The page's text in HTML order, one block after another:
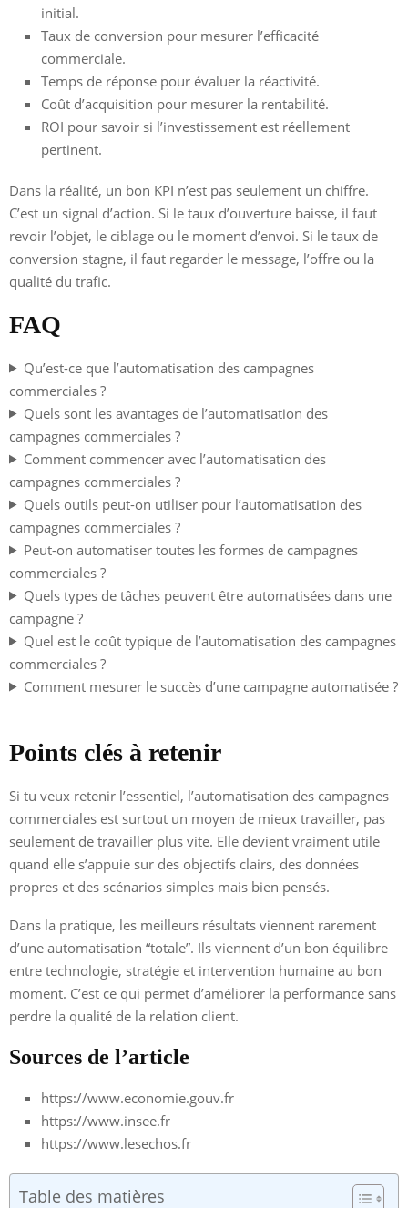
initial.
Taux de conversion pour mesurer l’efficacité
commerciale.
Temps de réponse pour évaluer la réactivité.
Coût d’acquisition pour mesurer la rentabilité.
ROI pour savoir si l’investissement est réellement
pertinent.
Dans la réalité, un bon KPI n’est pas seulement un chiffre.
C’est un signal d’action. Si le taux d’ouverture baisse, il faut
revoir l’objet, le ciblage ou le moment d’envoi. Si le taux de
conversion stagne, il faut regarder le message, l’offre ou la
qualité du trafic.
FAQ
Qu’est-ce que l’automatisation des campagnes
commerciales ?
Quels sont les avantages de l’automatisation des
campagnes commerciales ?
Comment commencer avec l’automatisation des
campagnes commerciales ?
Quels outils peut-on utiliser pour l’automatisation des
campagnes commerciales ?
Peut-on automatiser toutes les formes de campagnes
commerciales ?
Quels types de tâches peuvent être automatisées dans une
campagne ?
Quel est le coût typique de l’automatisation des campagnes
commerciales ?
Comment mesurer le succès d’une campagne automatisée ?
Points clés à retenir
Si tu veux retenir l’essentiel, l’automatisation des campagnes
commerciales est surtout un moyen de mieux travailler, pas
seulement de travailler plus vite. Elle devient vraiment utile
quand elle s’appuie sur des objectifs clairs, des données
propres et des scénarios simples mais bien pensés.
Dans la pratique, les meilleurs résultats viennent rarement
d’une automatisation “totale”. Ils viennent d’un bon équilibre
entre technologie, stratégie et intervention humaine au bon
moment. C’est ce qui permet d’améliorer la performance sans
perdre la qualité de la relation client.
Sources de l’article
https://www.economie.gouv.fr
https://www.insee.fr
https://www.lesechos.fr
Table des matières